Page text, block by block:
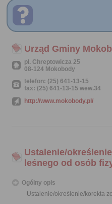
Urząd Gminy
pl. Chreptowicza 25
08-124 Mokobody
telefon: (25) 641-13-15
fax: (25) 641-13-15 wew.34
http://www.mokobody.pl/
Ustalenie/
leśnego od osób
Ogólny opis
Ustalenie/określenie/korekta